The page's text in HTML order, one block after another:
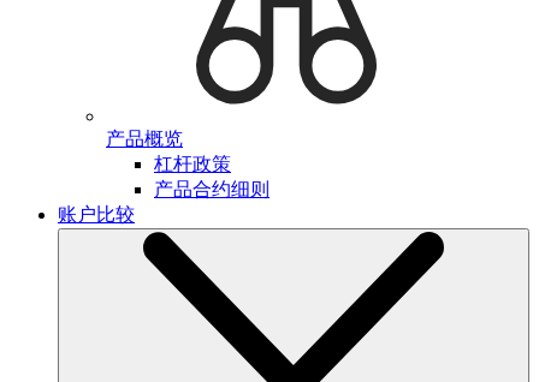
产品概览
杠杆政策
产品合约细则
账户比较